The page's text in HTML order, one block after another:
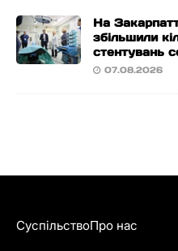
На
збільшили
стентувань
07.08.2026
СуспільствоПро нас